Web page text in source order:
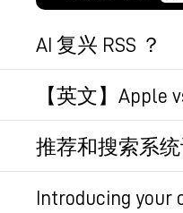
AI 复兴 RSS ？
RSS最大的问题
取收益。
RSS协议很久没
另外，关于内容
【英文】Apple
吐槽Meta的新产
推荐和搜索系统
有些结构图，挺
Introducing your